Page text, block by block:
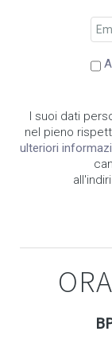
I suoi dati
nel pieno
ulteriori